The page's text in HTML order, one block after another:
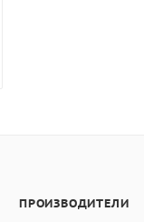
ПРОИЗВОДИТЕЛИ